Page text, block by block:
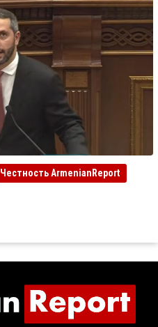
Честность ArmenianReport